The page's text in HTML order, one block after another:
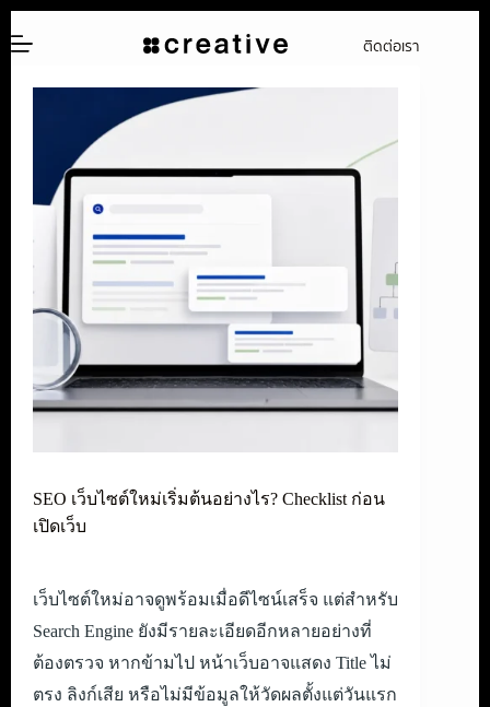
ไป
ติดต่อเรา
SEO เว็บไซต์ใหม่เริ่มต้นอย่างไร? Checklist ก่อน
เปิดเว็บ
เว็บไซต์ใหม่อาจดูพร้อมเมื่อดีไซน์เสร็จ แต่สำหรับ
Search Engine ยังมีรายละเอียดอีกหลายอย่างที่
ต้องตรวจ หากข้ามไป หน้าเว็บอาจแสดง Title ไม่
ตรง ลิงก์เสีย หรือไม่มีข้อมูลให้วัดผลตั้งแต่วันแรก